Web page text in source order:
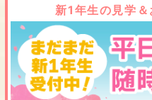
新1年生の見学＆